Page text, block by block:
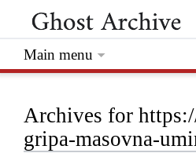
Archives for
gripa-masovna-
Main menu